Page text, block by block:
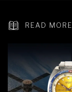
READ MORE